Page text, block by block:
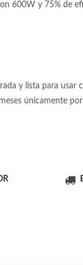
600W y 75% de
y lista para usar
únicamente